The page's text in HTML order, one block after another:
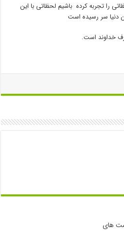
را تجربه کرده باشیم لحظاتی با این
دنیا سر رسیده است
خداوند است.
های